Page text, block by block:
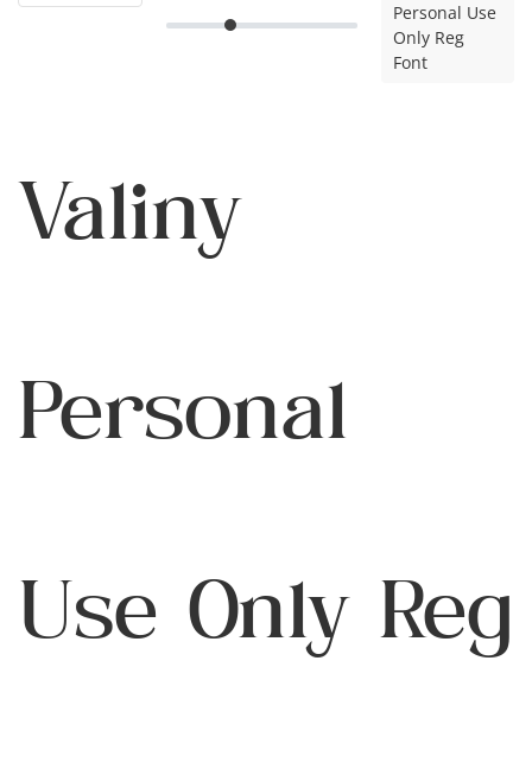
Personal Use
Only Reg
Font
Valiny
Personal
Use Only Reg